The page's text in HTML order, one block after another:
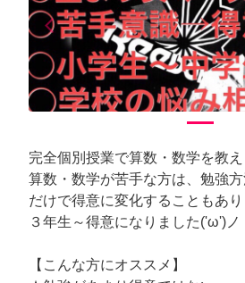
arrow_back_iosPrevious
完全個別授業で算数・数学を教え
算数・数学が苦手な方は、勉強
だけで得意に変化することもあ
３年生～得意になりました('ω')ノ
【こんな方にオススメ】